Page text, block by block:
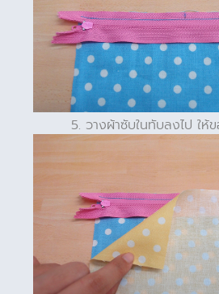
5. วางผ้าซับในทับลงไป ให้